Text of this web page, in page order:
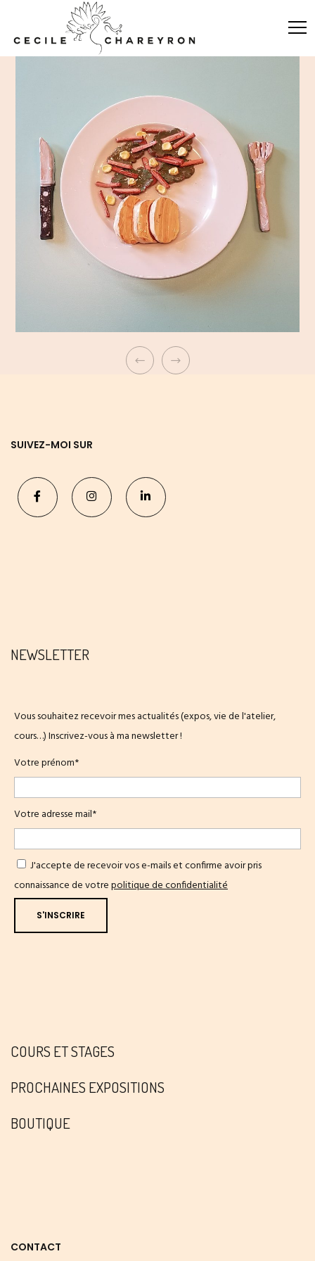
SUIVEZ-MOI SUR
NEWSLETTER
Vous souhaitez recevoir mes actualités (expos, vie de l'atelier,
cours…) Inscrivez-vous à ma newsletter !
Votre prénom*
Votre adresse mail*
J'accepte de recevoir vos e-mails et confirme avoir pris
connaissance de votrepolitique de confidentialité
COURS ET STAGES
PROCHAINES EXPOSITIONS
BOUTIQUE
CONTACT